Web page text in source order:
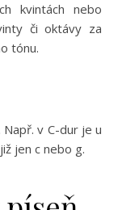
kvintách nebo
či oktávy za
tónu.
v C-dur je u
jen c nebo g.